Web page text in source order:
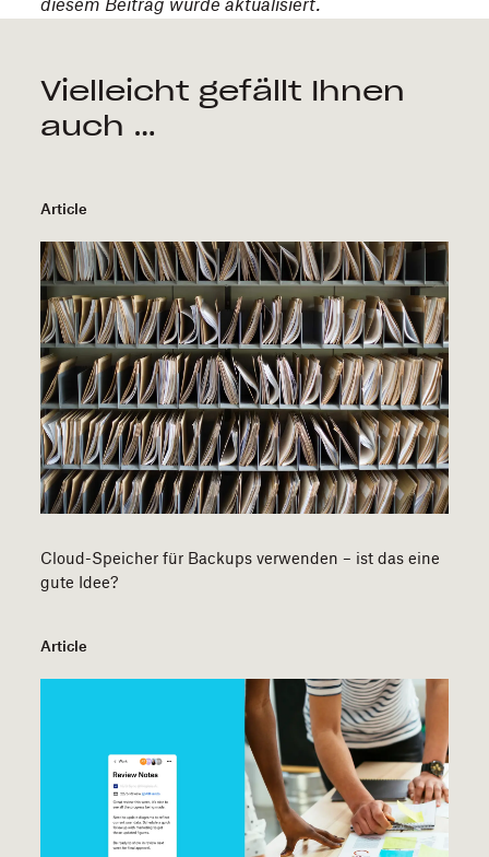
diesem Beitrag wurde aktualisiert.
Vielleicht gefällt Ihnen
auch …
Article
Cloud-Speicher für Backups verwenden – ist das eine
gute Idee?
Article